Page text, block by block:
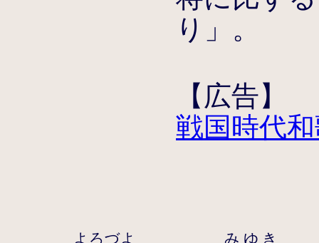
り」。
【広告】
戦国時代
よろづよ みゆき